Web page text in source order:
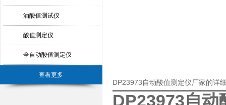
油酸值测试仪
酸值测定仪
全自动酸值测定仪
查看更多
DP23973自动酸值测定仪厂家的详
DP23973自动